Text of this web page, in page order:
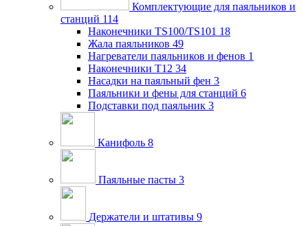
Комплектующие для паяльников и
станций 114
Наконечники TS100/TS101 18
Жала паяльников 49
Нагреватели паяльников и фенов 1
Наконечники T12 34
Насадки на паяльный фен 3
Паяльники и фены для станций 6
Подставки под паяльник 3
Канифоль 8
Паяльные пасты 3
Держатели и штативы 9